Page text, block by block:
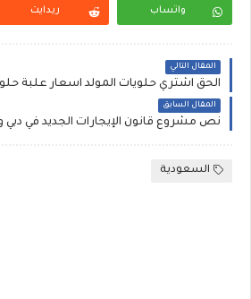
واتساب ريدايت
المقال التالي
المقال السابق
السعودية